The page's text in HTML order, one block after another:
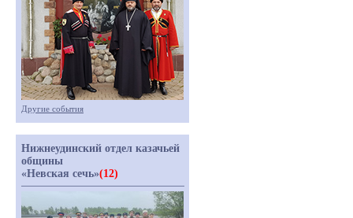
Другие события
Нижнеудинский отдел казачьей
общины
«Невская сечь»(12)